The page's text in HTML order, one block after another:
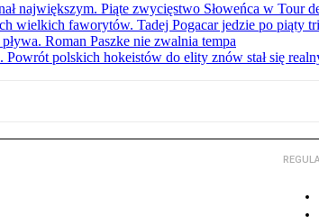
największym. Piąte zwycięstwo Słoweńca w Tour
wielkich faworytów. Tadej Pogacar jedzie po piąty
Roman Paszke nie zwalnia tempa
Powrót polskich hokeistów do elity znów stał się